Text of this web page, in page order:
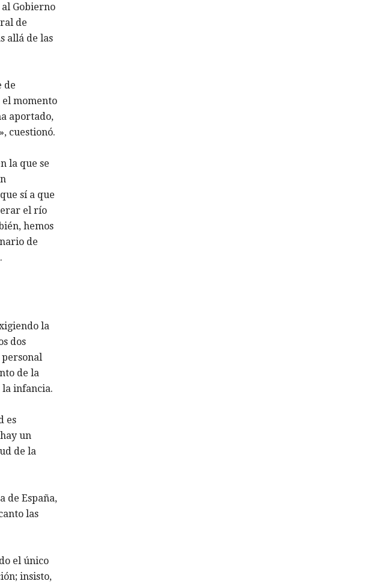
Gobierno
de
allá de las
de
momento
aportado,
cuestionó.
la que se
sí a que
el río
hemos
de
la
dos
de la
infancia.
es
un
de la
de España,
las
el único
insisto,